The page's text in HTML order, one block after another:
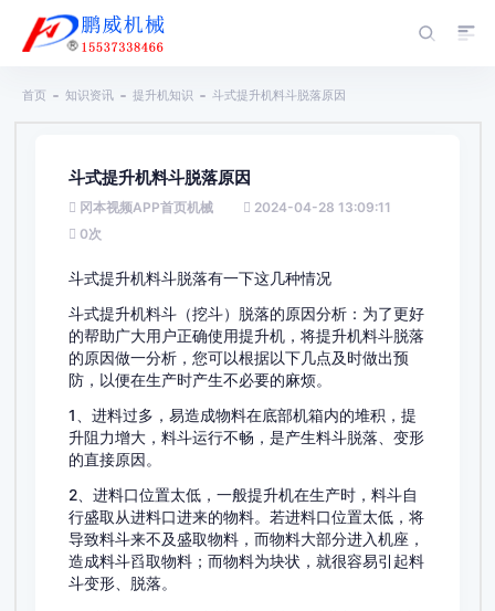
首页 知识资讯 提升机知识 斗式提升机料斗脱落原因
斗式提升机料斗脱落原因
冈本视频APP首页机械
2024-04-28 13:09:11
0次
斗式提升机料斗脱落有一下这几种情况
斗式提升机料斗（挖斗）脱落的原因分析：为了更好
的帮助广大用户正确使用提升机，将提升机料斗脱落
的原因做一分析，您可以根据以下几点及时做出预
防，以便在生产时产生不必要的麻烦。
1、进料过多，易造成物料在底部机箱内的堆积，提
升阻力增大，料斗运行不畅，是产生料斗脱落、变形
的直接原因。
2、进料口位置太低，一般提升机在生产时，料斗自
行盛取从进料口进来的物料。若进料口位置太低，将
导致料斗来不及盛取物料，而物料大部分进入机座，
造成料斗舀取物料；而物料为块状，就很容易引起料
斗变形、脱落。